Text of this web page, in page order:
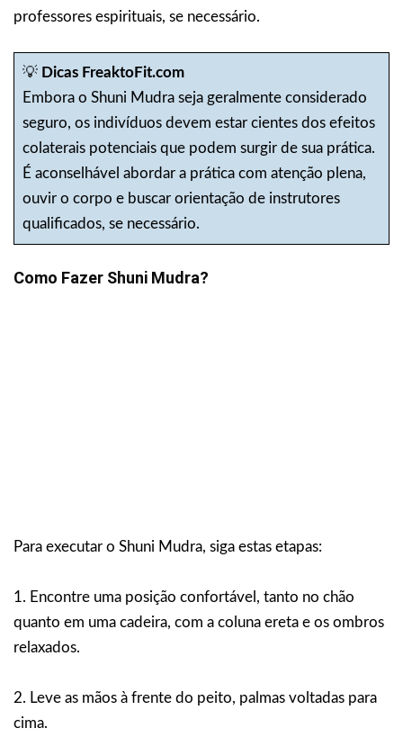
professores espirituais, se necessário.
💡 Dicas FreaktoFit.com
Embora o Shuni Mudra seja geralmente considerado
seguro, os indivíduos devem estar cientes dos efeitos
colaterais potenciais que podem surgir de sua prática.
É aconselhável abordar a prática com atenção plena,
ouvir o corpo e buscar orientação de instrutores
qualificados, se necessário.
Como Fazer Shuni Mudra?
Para executar o Shuni Mudra, siga estas etapas:
1. Encontre uma posição confortável, tanto no chão
quanto em uma cadeira, com a coluna ereta e os ombros
relaxados.
2. Leve as mãos à frente do peito, palmas voltadas para
cima.